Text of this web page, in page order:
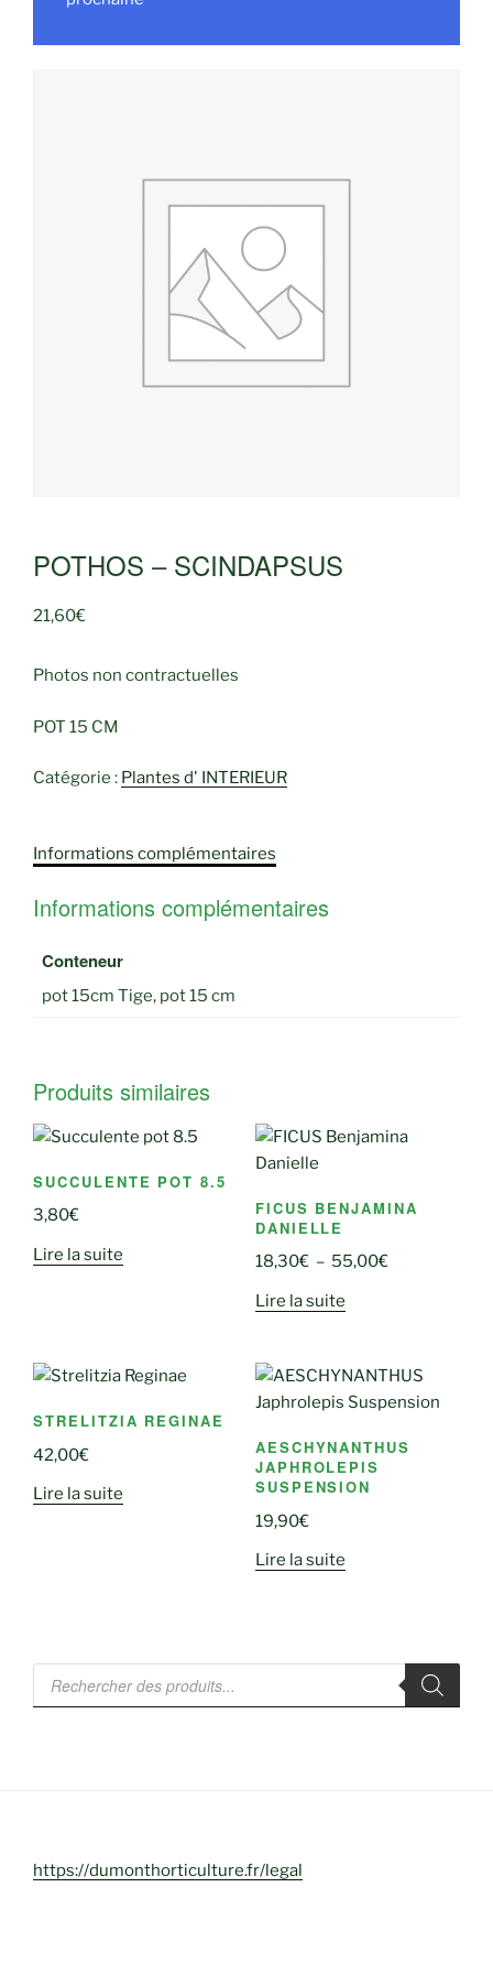
POTHOS – SCINDAPSUS
21,60€
Photos non contractuelles
POT 15 CM
Catégorie : Plantes d' INTERIEUR
Informations complémentaires
Informations complémentaires
Conteneur
pot 15cm Tige, pot 15 cm
Produits similaires
SUCCULENTE POT 8.5
3,80€
Lire la suite
FICUS BENJAMINA
DANIELLE
18,30€ – 55,00€Plage
à
55,00€
Lire la suite
STRELITZIA REGINAE
42,00€
Lire la suite
AESCHYNANTHUS
JAPHROLEPIS
SUSPENSION
19,90€
Lire la suite
Recherche
produits
https://dumonthorticulture.fr/legal